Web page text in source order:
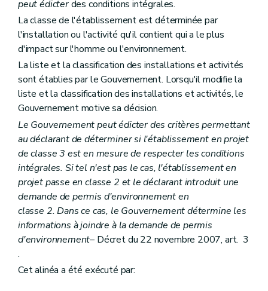
peut édicterdes conditions intégrales.
La classe de l'établissement est déterminée par
l'installation ou l'activité qu'il contient qui a le plus
d'impact sur l'homme ou l'environnement.
La liste et la classification des installations et activités
sont établies par le Gouvernement. Lorsqu'il modifie la
liste et la classification des installations et activités, le
Gouvernement motive sa décision.
Le Gouvernement peut édicter des critères permettant
au déclarant de déterminer si l'établissement en projet
de classe 3 est en mesure de respecter les conditions
intégrales. Si tel n'est pas le cas, l'établissement en
projet passe en classe 2 et le déclarant introduit une
demande de permis d'environnement en
classe 2. Dans ce cas, le Gouvernement détermine les
informations à joindre à la demande de permis
d'environnement– Décret du 22 novembre 2007, art. 3
.
Cet alinéa a été exécuté par: